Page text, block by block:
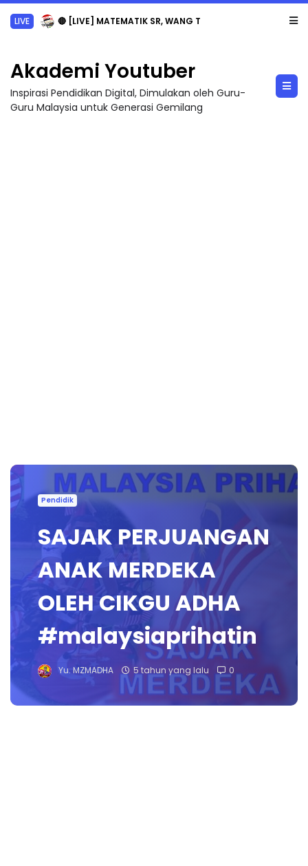
LIVE 🔴 [LIVE] MATEMATIK SR, WANG TAHUN 6 OLEH CIKGU ANITA #ALLINONE #141 #...
Akademi Youtuber
Inspirasi Pendidikan Digital, Dimulakan oleh Guru-
Guru Malaysia untuk Generasi Gemilang
Pendidik
SAJAK PERJUANGAN
ANAK MERDEKA
OLEH CIKGU ADHA
#malaysiaprihatin
Yu. MZMADHA 5 tahun yang lalu 0